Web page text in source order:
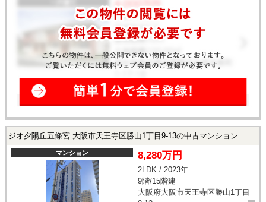
ジオ夕陽丘五條宮 大阪市天王寺区勝山1丁目9-13の中古マンション
マンション 8,280万円
2LDK / 2023年
9階/15階建
大阪府大阪市天王寺区勝山1丁目